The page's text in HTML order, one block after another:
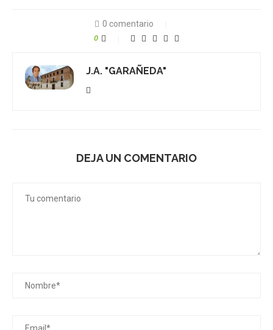
0 comentario
0
J.A. "GARAÑEDA"
DEJA UN COMENTARIO